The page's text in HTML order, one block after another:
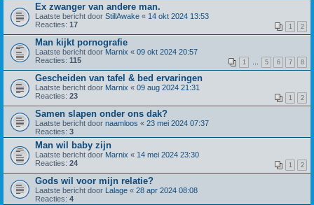
Ex zwanger van andere man.
Laatste bericht door StillAwake « 14 okt 2024 13:53
Reacties: 17 1 2
Man kijkt pornografie
Laatste bericht door Marnix « 09 okt 2024 20:57
Reacties: 115 1 5 6 7 8
Gescheiden van tafel & bed ervaringen
Laatste bericht door Marnix « 09 aug 2024 21:31
Reacties: 23 1 2
Samen slapen onder ons dak?
Laatste bericht door naamloos « 23 mei 2024 07:37
Reacties: 3
Man wil baby zijn
Laatste bericht door Marnix « 14 mei 2024 23:30
Reacties: 24 1 2
Gods wil voor mijn relatie?
Laatste bericht door Lalage « 28 apr 2024 08:08
Reacties: 4